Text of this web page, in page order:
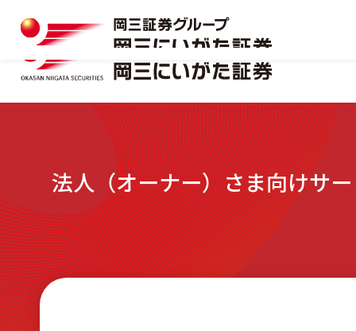
岡三にいがた証券の特長
おトクな制度を味方につける
株式
NISA
マーケット情報一覧
キャンペーン情報
本店
十日町支店
見附支店
新発田支店
口座開設
資料請求フォーム
岡三にいがた証券の特長
おトクな制度を味方につける
株式
NISA
マーケット情報一覧
キャンペーン情報
十日町支店
見附支店
新発田支店
小千谷営業所
口座開設
資料請求フォーム
法人（オーナー）さま向けサ